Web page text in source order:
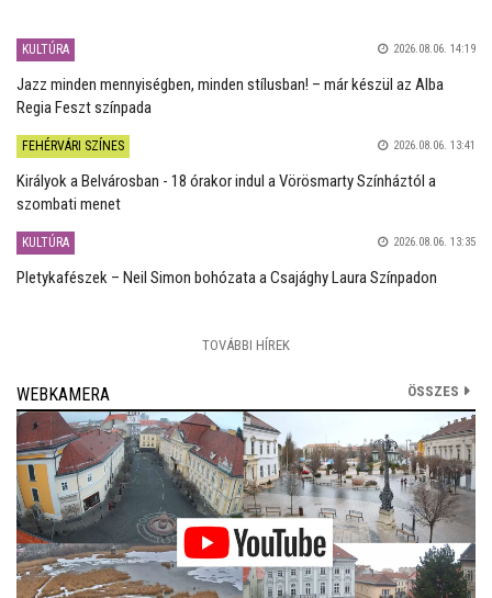
KULTÚRA 2026.08.06. 14:19
Jazz minden mennyiségben, minden stílusban! – már készül az Alba
Regia Feszt színpada
FEHÉRVÁRI SZÍNES 2026.08.06. 13:41
Királyok a Belvárosban - 18 órakor indul a Vörösmarty Színháztól a
szombati menet
KULTÚRA 2026.08.06. 13:35
Pletykafészek – Neil Simon bohózata a Csajághy Laura Színpadon
TOVÁBBI HÍREK
WEBKAMERA ÖSSZES